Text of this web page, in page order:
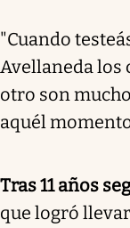
"Cuando
Avellaneda los
otro son
aquél
Tras 11 años
que logró